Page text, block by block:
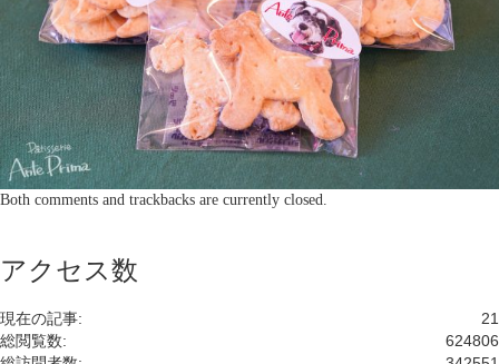
Both comments and trackbacks are currently closed.
アクセス数
21
現在の記事:
624806
総閲覧数: